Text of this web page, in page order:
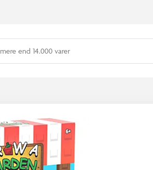
mere end 14.000 varer